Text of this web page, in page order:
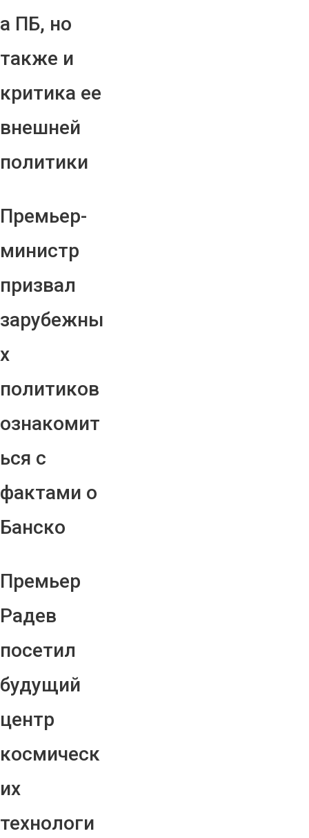
а ПБ, но
также и
критика ее
внешней
политики
Премьер-
министр
призвал
зарубежны
х
политиков
ознакомит
ься с
фактами о
Банско
Премьер
Радев
посетил
будущий
центр
космическ
их
технологи